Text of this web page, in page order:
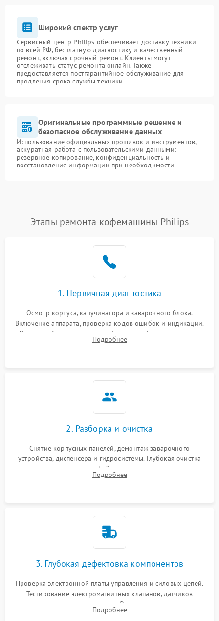
Широкий спектр услуг
Сервисный центр Philips обеспечивает доставку техники
по всей РФ, бесплатную диагностику и качественный
ремонт, включая срочный ремонт. Клиенты могут
отслеживать статус ремонта онлайн. Также
предоставляется постгарантийное обслуживание для
продления срока службы техники
Оригинальные программные решение и
безопасное обслуживание данных
Использование официальных прошивок и инструментов,
аккуратная работа с пользовательскими данными:
резервное копирование, конфиденциальность и
восстановление информации при необходимости
Этапы ремонта кофемашины Philips
1. Первичная диагностика
Осмотр корпуса, капучинатора и заварочного блока.
Включение аппарата, проверка кодов ошибок и индикации.
Оценка работы помпы, термоблока и кофемолки на слух.
Измерение температуры и давления воды для выявления
Подробнее
2. Разборка и очистка
Снятие корпусных панелей, демонтаж заварочного
устройства, диспенсера и гидросистемы. Глубокая очистка
внутренних узлов от кофейных масел, жмыха и накипи.
Промывка дренажных каналов и фильтров с использованием
Подробнее
3. Глубокая дефектовка компонентов
Проверка электронной платы управления и силовых цепей.
Тестирование электромагнитных клапанов, датчиков
температуры и расходомера. Оценка степени износа
жерновов кофемолки, уплотнительных колец гидросистемы
Подробнее